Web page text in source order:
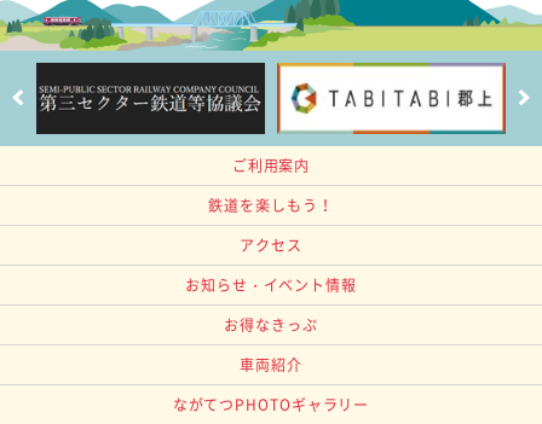
ご利用案内
鉄道を楽しもう！
アクセス
お知らせ・イベント情報
お得なきっぷ
車両紹介
ながてつPHOTOギャラリー